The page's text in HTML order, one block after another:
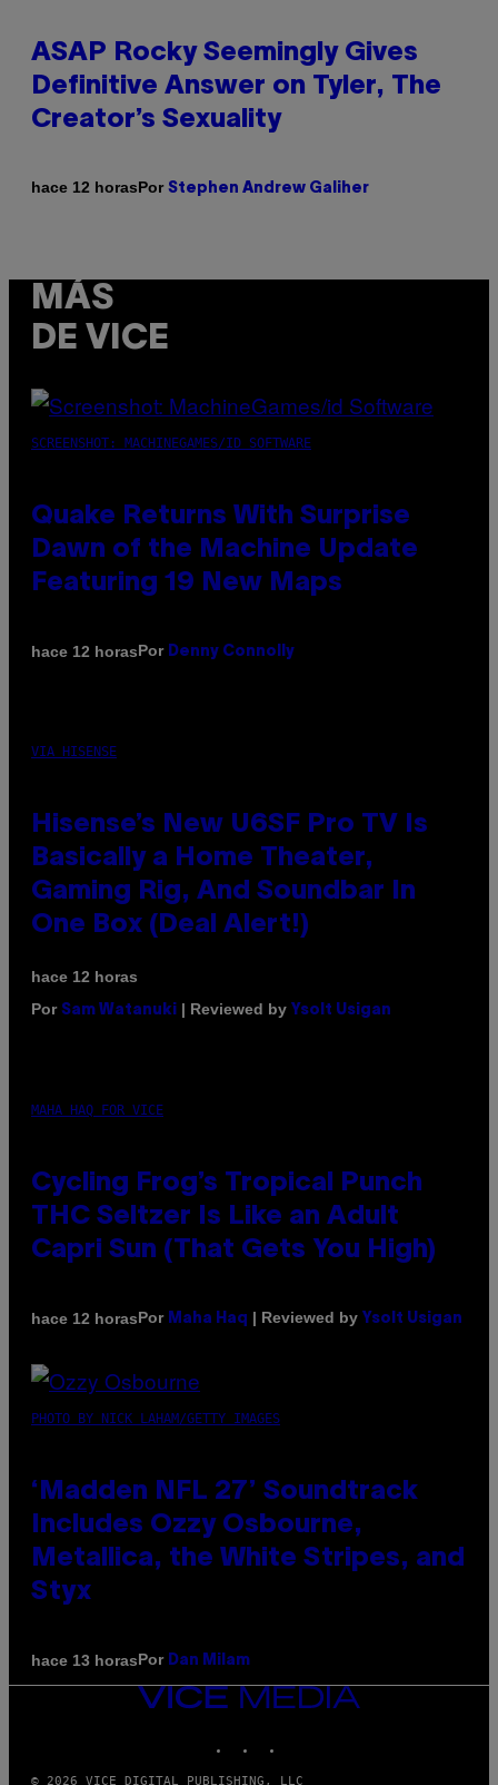
ASAP Rocky Seemingly Gives
Definitive Answer on Tyler, The
Creator’s Sexuality
hace 12 horasPor Stephen Andrew Galiher
MÁS
DE VICE
SCREENSHOT: MACHINEGAMES/ID SOFTWARE
Quake Returns With Surprise
Dawn of the Machine Update
Featuring 19 New Maps
hace 12 horasPor Denny Connolly
VIA HISENSE
Hisense’s New U6SF Pro TV Is
Basically a Home Theater,
Gaming Rig, And Soundbar In
One Box (Deal Alert!)
hace 12 horas
Por Sam Watanuki | Reviewed by Ysolt Usigan
MAHA HAQ FOR VICE
Cycling Frog’s Tropical Punch
THC Seltzer Is Like an Adult
Capri Sun (That Gets You High)
hace 12 horasPor Maha Haq | Reviewed by Ysolt Usigan
PHOTO BY NICK LAHAM/GETTY IMAGES
‘Madden NFL 27’ Soundtrack
Includes Ozzy Osbourne,
Metallica, the White Stripes, and
Styx
hace 13 horasPor Dan Milam
VICE
© 2026 VICE DIGITAL PUBLISHING, LLC